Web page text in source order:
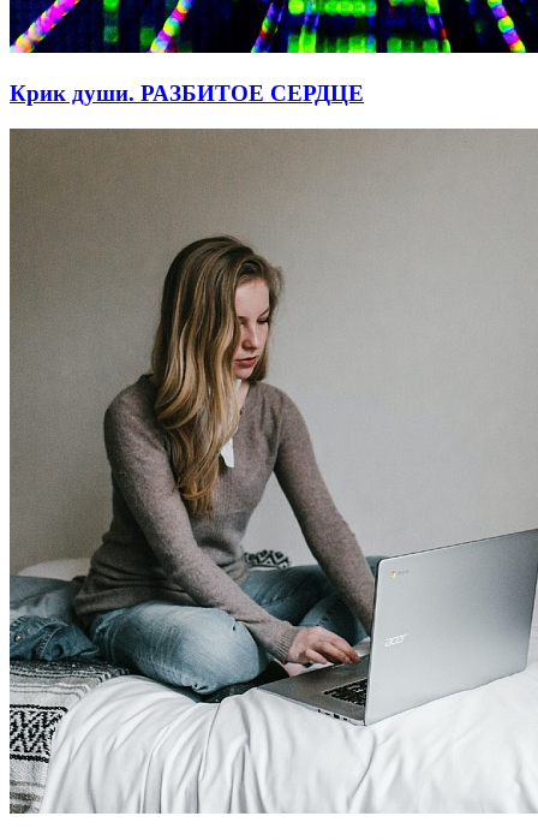
Крик души. РАЗБИТОЕ СЕРДЦЕ